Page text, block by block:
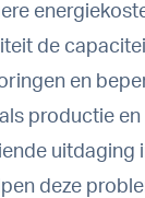
de
en
productie
uitdaging
deze